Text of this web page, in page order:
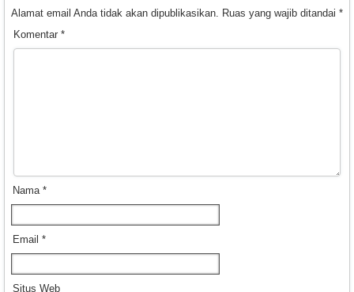
Alamat email Anda tidak akan dipublikasikan. Ruas yang wajib ditandai *
Komentar *
Nama *
Email *
Situs Web